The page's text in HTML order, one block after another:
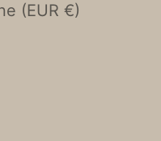
Bosnie-Herzégovine (EUR €)